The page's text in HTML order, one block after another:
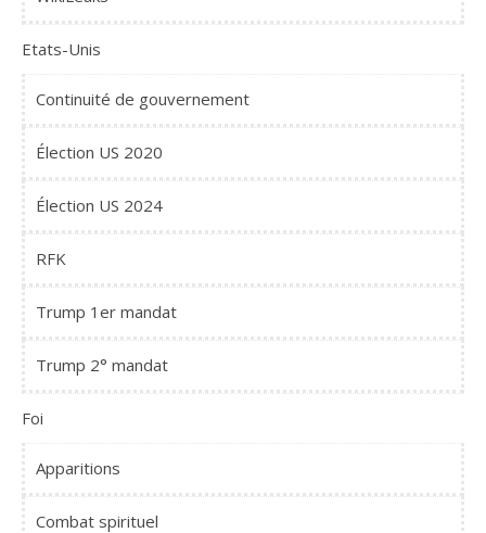
Etats-Unis
Continuité de gouvernement
Élection US 2020
Élection US 2024
RFK
Trump 1er mandat
Trump 2° mandat
Foi
Apparitions
Combat spirituel